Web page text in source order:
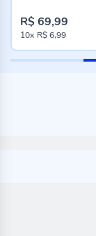
R$ 69,99
10x R$ 6,99